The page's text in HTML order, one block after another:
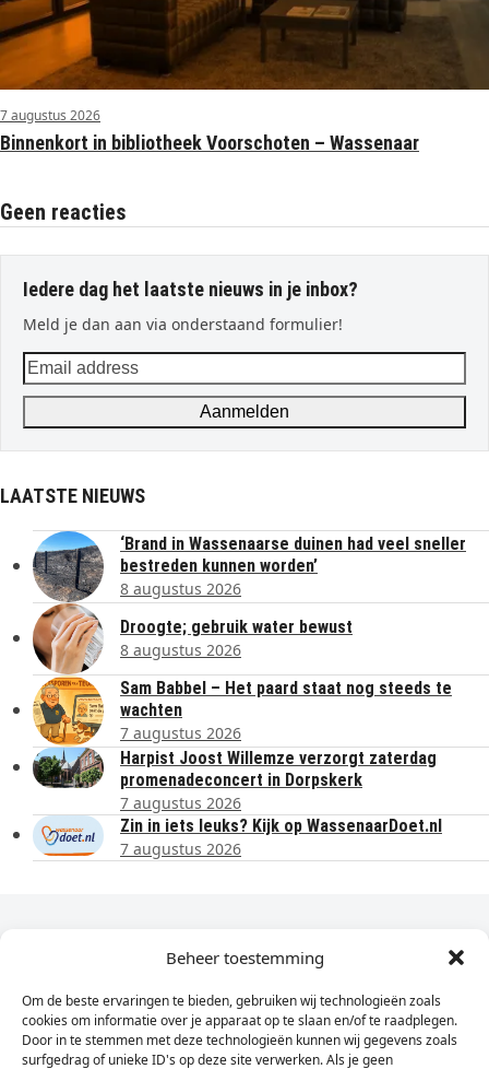
Beheer toestemming
Om de beste ervaringen te bieden, gebruiken wij technologieën zoals
cookies om informatie over je apparaat op te slaan en/of te raadplegen.
Door in te stemmen met deze technologieën kunnen wij gegevens zoals
surfgedrag of unieke ID's op deze site verwerken. Als je geen
7 augustus 2026
Binnenkort in bibliotheek Voorschoten – Wassenaar
Geen reacties
Iedere dag het laatste nieuws in je inbox?
Meld je dan aan via onderstaand formulier!
Email
address
Aanmelden
LAATSTE NIEUWS
‘Brand in Wassenaarse duinen had veel sneller
bestreden kunnen worden’
8 augustus 2026
Droogte; gebruik water bewust
8 augustus 2026
Sam Babbel – Het paard staat nog steeds te
wachten
7 augustus 2026
Harpist Joost Willemze verzorgt zaterdag
promenadeconcert in Dorpskerk
7 augustus 2026
Zin in iets leuks? Kijk op WassenaarDoet.nl
7 augustus 2026
Dagelijks het laatste nieuws in je e-mail?
Vul
hier
je